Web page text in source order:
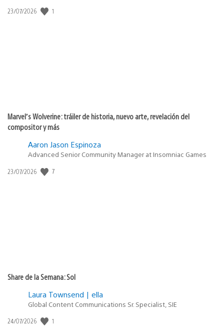
Fecha
23/07/2026 1
Marvel’s Wolverine: tráiler de historia, nuevo arte, revelación del
compositor y más
Aaron Jason Espinoza
Advanced Senior Community Manager at Insomniac Games
Fecha
23/07/2026 7
Share de la Semana: Sol
Laura Townsend | ella
Global Content Communications Sr. Specialist, SIE
Fecha
24/07/2026 1